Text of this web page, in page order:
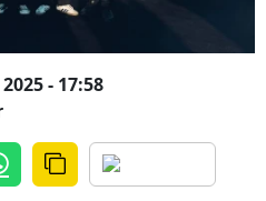
- 17:58